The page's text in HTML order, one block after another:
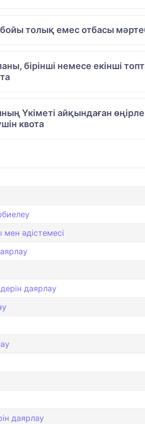
толық емес отбасы
бірінші немесе екінші
Үкіметі айқындаған
квота
әдістемесі
даярлау
даярлау